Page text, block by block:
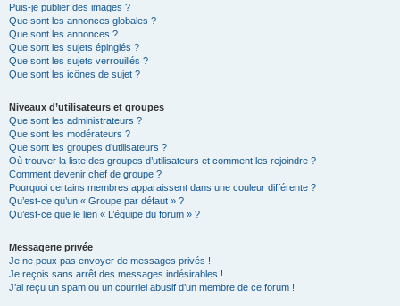
Puis-je publier des images ?
Que sont les annonces globales ?
Que sont les annonces ?
Que sont les sujets épinglés ?
Que sont les sujets verrouillés ?
Que sont les icônes de sujet ?
Niveaux d’utilisateurs et groupes
Que sont les administrateurs ?
Que sont les modérateurs ?
Que sont les groupes d’utilisateurs ?
Où trouver la liste des groupes d’utilisateurs et comment les rejoindre ?
Comment devenir chef de groupe ?
Pourquoi certains membres apparaissent dans une couleur différente ?
Qu’est-ce qu’un « Groupe par défaut » ?
Qu’est-ce que le lien « L’équipe du forum » ?
Messagerie privée
Je ne peux pas envoyer de messages privés !
Je reçois sans arrêt des messages indésirables !
J’ai reçu un spam ou un courriel abusif d’un membre de ce forum !